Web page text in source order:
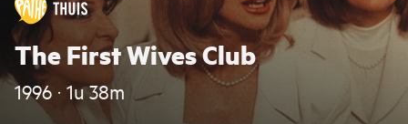
The First Wives Club
1996 ‧ 1u 38m